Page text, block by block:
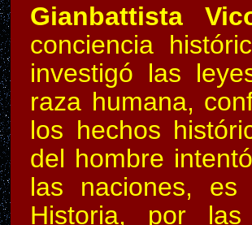
Gianbattista
conciencia
investigó las
raza humana,
los hechos
del hombre
las naciones,
Historia, por las